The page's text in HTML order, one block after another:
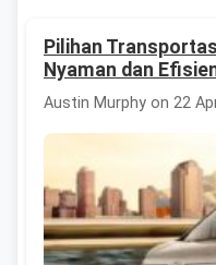
Pilihan
Nyaman dan
Austin Murphy on 22